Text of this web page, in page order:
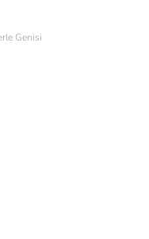
Genisi